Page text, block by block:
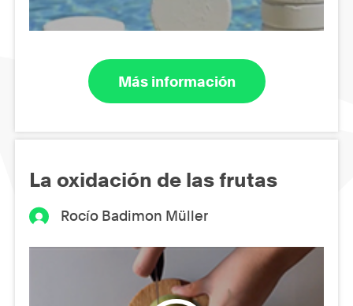
Más información
La oxidación de las frutas
Rocío Badimon Müller